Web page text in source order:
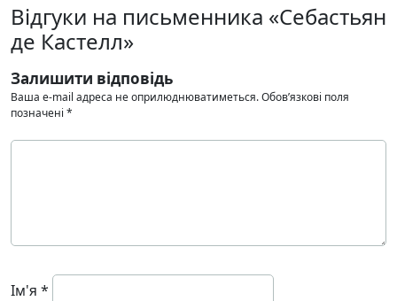
Відгуки на письменника «Себастьян
де Кастелл»
Залишити відповідь
Ваша e-mail адреса не оприлюднюватиметься.Обов’язкові поля
позначені *
Ім'я *